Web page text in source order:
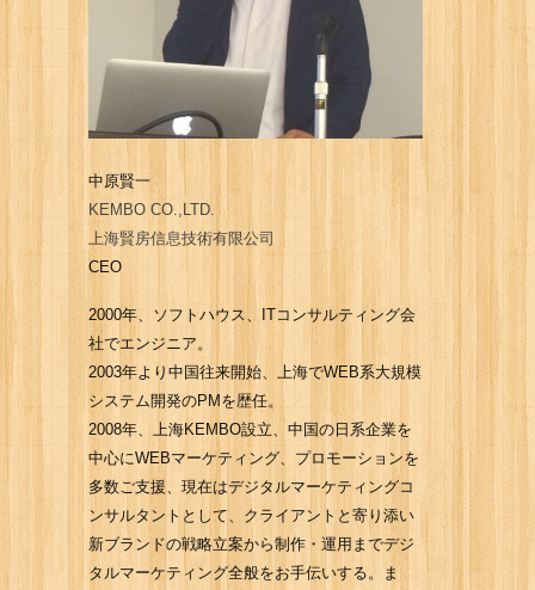
中原賢一
KEMBO CO.,LTD.
上海賢房信息技術有限公司
CEO
2000年、ソフトハウス、ITコンサルティング会
社でエンジニア。
2003年より中国往来開始、上海でWEB系大規模
システム開発のPMを歴任。
2008年、上海KEMBO設立、中国の日系企業を
中心にWEBマーケティング、プロモーションを
多数ご支援、現在はデジタルマーケティングコ
ンサルタントとして、クライアントと寄り添い
新ブランドの戦略立案から制作・運用までデジ
タルマーケティング全般をお手伝いする。ま